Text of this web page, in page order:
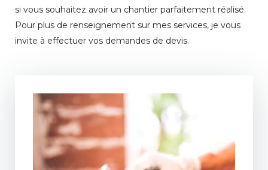
si vous souhaitez avoir un chantier parfaitement réalisé.
Pour plus de renseignement sur mes services, je vous
invite à effectuer vos demandes de devis.